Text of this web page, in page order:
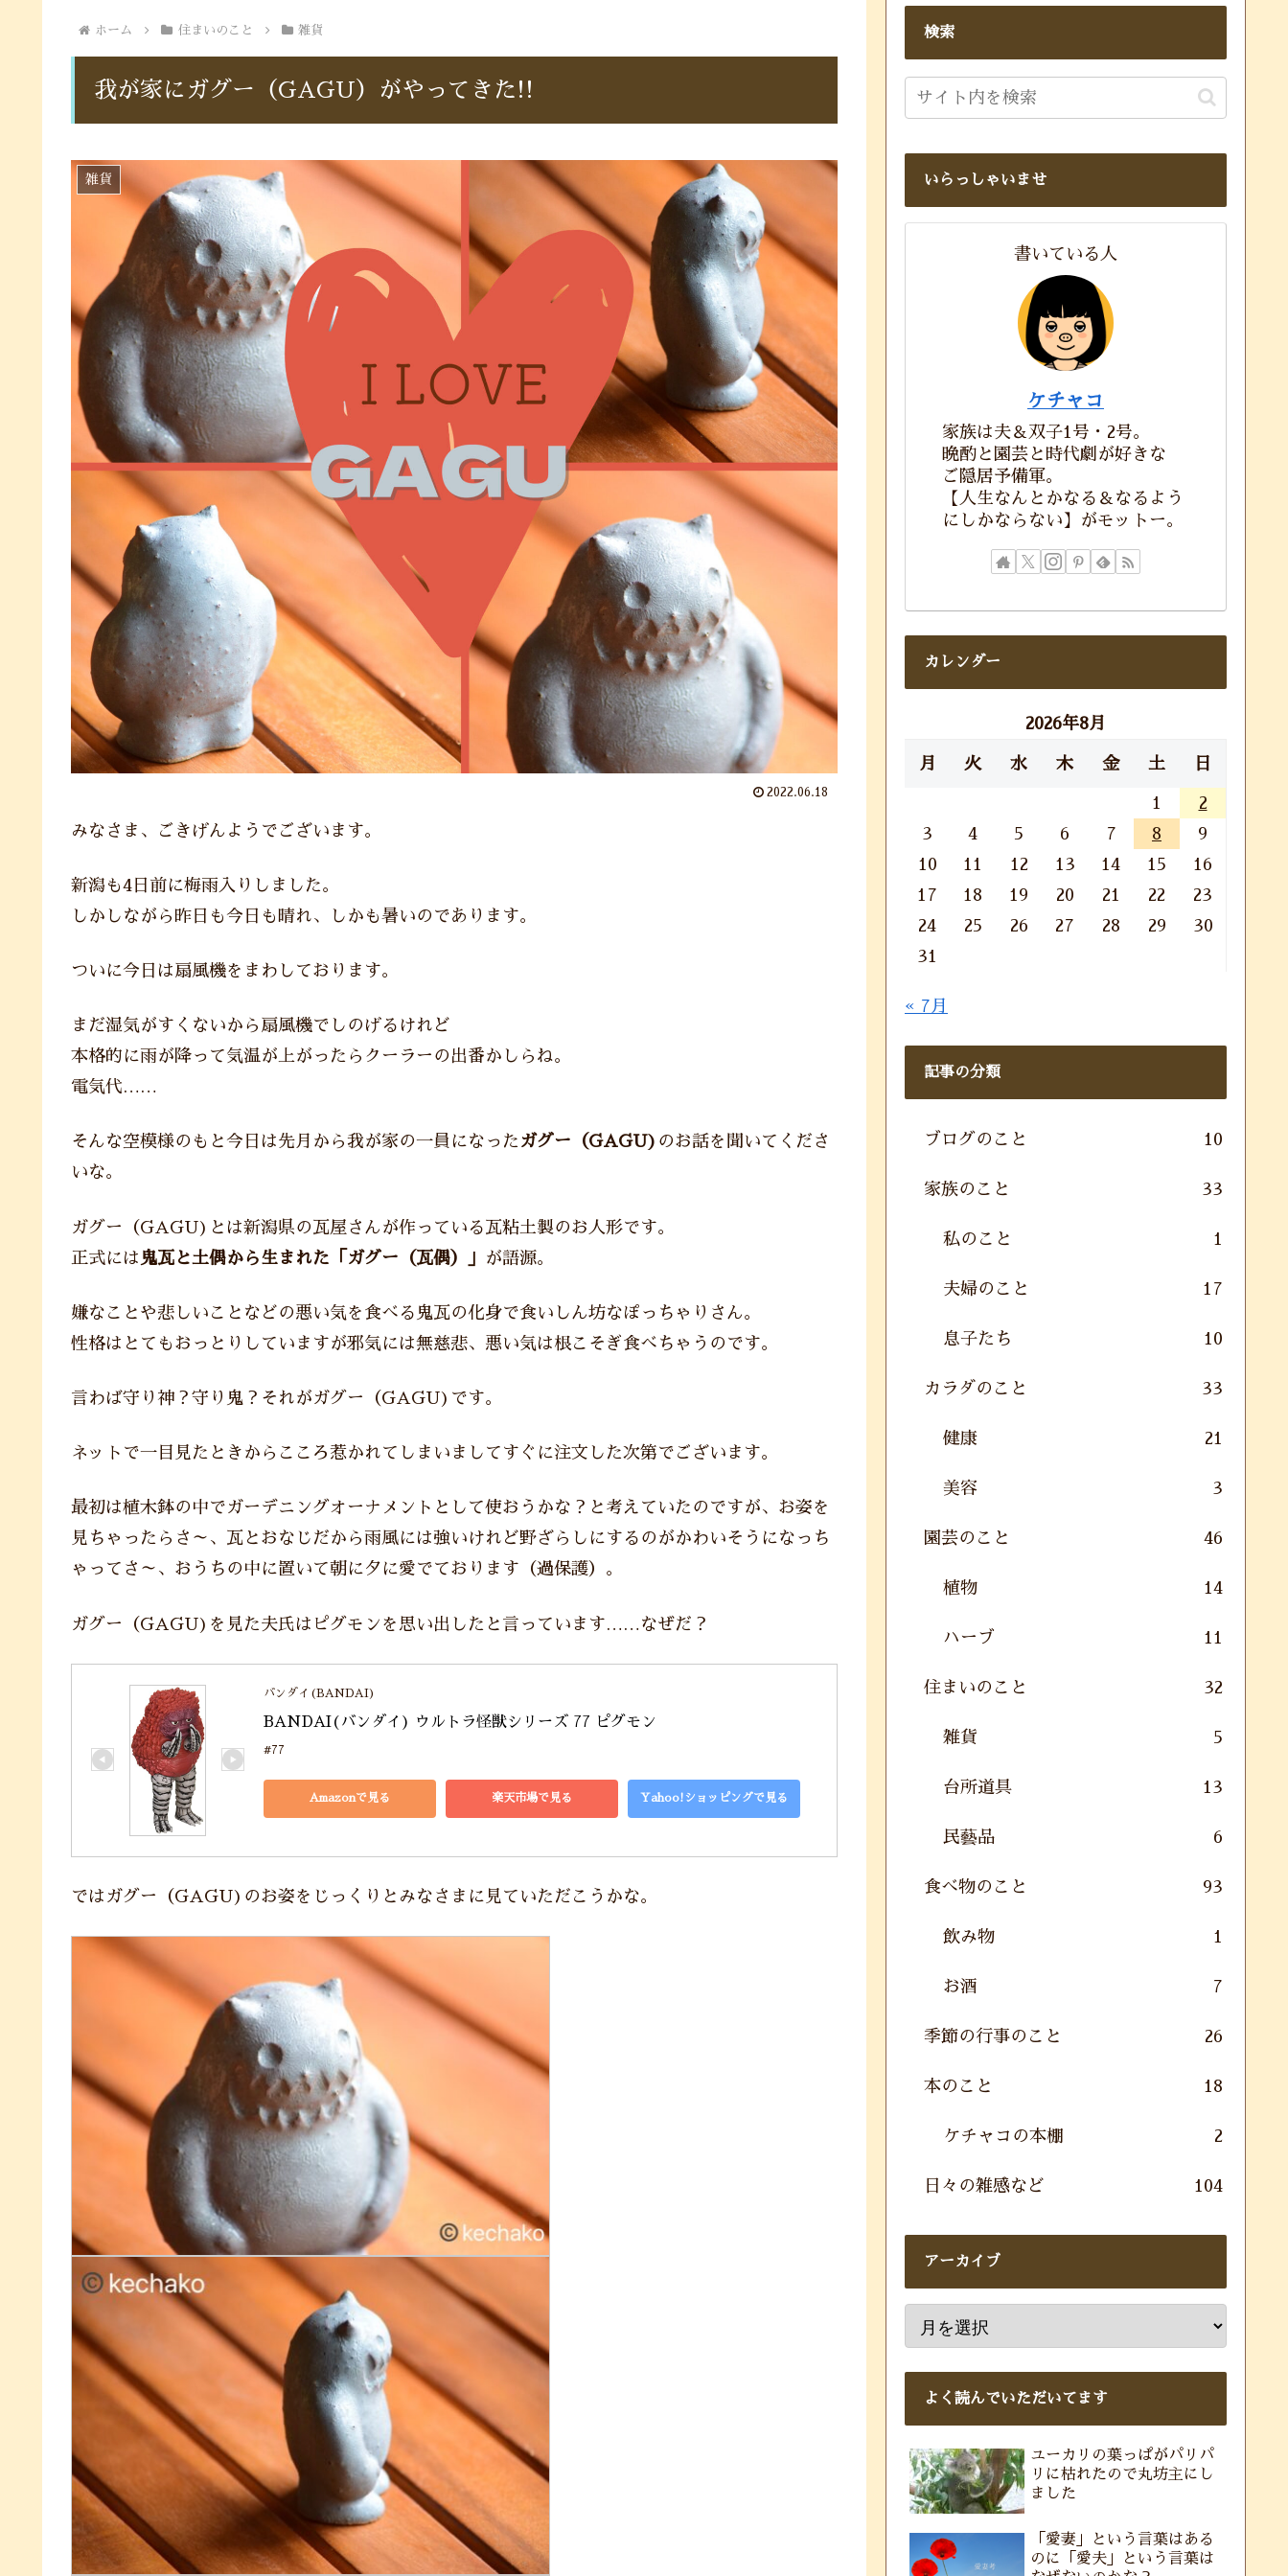
ホーム 住まいのこと 雑貨
我が家にガグー（GAGU）がやってきた!!
雑貨
2022.06.18
みなさま、ごきげんようでございます。
新潟も4日前に梅雨入りしました。
しかしながら昨日も今日も晴れ、しかも暑いのであります。
ついに今日は扇風機をまわしております。
まだ湿気がすくないから扇風機でしのげるけれど
本格的に雨が降って気温が上がったらクーラーの出番かしらね。
電気代……
そんな空模様のもと今日は先月から我が家の一員になった ガグー（GAGU) のお話を聞いてくださ
いな。
ガグー（GAGU)とは新潟県の瓦屋さんが作っている瓦粘土製のお人形です。
正式には 鬼瓦と土偶から生まれた「ガグー（瓦偶）」 が語源。
嫌なことや悲しいことなどの悪い気を食べる鬼瓦の化身で食いしん坊なぽっちゃりさん。
性格はとてもおっとりしていますが邪気には無慈悲、悪い気は根こそぎ食べちゃうのです。
言わば守り神？守り鬼？それがガグー（GAGU)です。
ネットで一目見たときからこころ惹かれてしまいましてすぐに注文した次第でございます。
最初は植木鉢の中でガーデニングオーナメントとして使おうかな？と考えていたのですが、お姿を
見ちゃったらさ～、瓦とおなじだから雨風には強いけれど野ざらしにするのがかわいそうになっち
ゃってさ～、おうちの中に置いて朝に夕に愛でております（過保護）。
ガグー（GAGU)を見た夫氏はピグモンを思い出したと言っています……なぜだ？
バンダイ(BANDAI)
BANDAI(バンダイ) ウルトラ怪獣シリーズ 77 ピグモン
#77
Amazonで見る 楽天市場で見る Yahoo!ショッピングで見る
ではガグー（GAGU)のお姿をじっくりとみなさまに見ていただこうかな。
検索
いらっしゃいませ
書いている人
ケチャコ
家族は夫＆双子1号・2号。
晩酌と園芸と時代劇が好きな
ご隠居予備軍。
【人生なんとかなる＆なるよう
にしかならない】がモットー。
カレンダー
2026年8月
月 火 水 木 金 土 日
1
2
3
4 5 6 7 8
9
10
11 12 13 14 15
16
17
18 19 20 21 22
23
24
25 26 27 28 29
30
31
« 7月
記事の分類
ブログのこと 10
家族のこと 33
私のこと 1
夫婦のこと 17
息子たち 10
カラダのこと 33
健康 21
美容 3
園芸のこと 46
植物 14
ハーブ 11
住まいのこと 32
雑貨 5
台所道具 13
民藝品 6
食べ物のこと 93
飲み物 1
お酒 7
季節の行事のこと 26
本のこと 18
ケチャコの本棚 2
日々の雑感など 104
アーカイブ
よく読んでいただいてます
ユーカリの葉っぱがパリパ
リに枯れたので丸坊主にし
ました
「愛妻」という言葉はある
のに「愛夫」という言葉は